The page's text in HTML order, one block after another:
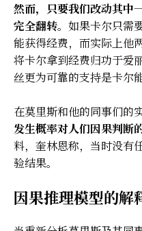
然而，只要我们改动其中
完全翻转。如果卡尔只需
能获得经费，而实际上他
将卡尔拿到经费归功于爱
丝更为可靠的支持是卡尔
在莫里斯和他的同事们的实
发生概率对人们因果判断
料，奎林恩称，当时没有
验结果。
因果推理模型的解